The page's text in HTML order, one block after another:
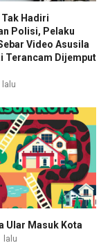
Tak Hadiri
Polisi, Pelaku
Video Asusila
Terancam Dijemput
lalu
Ular Masuk Kota
lalu